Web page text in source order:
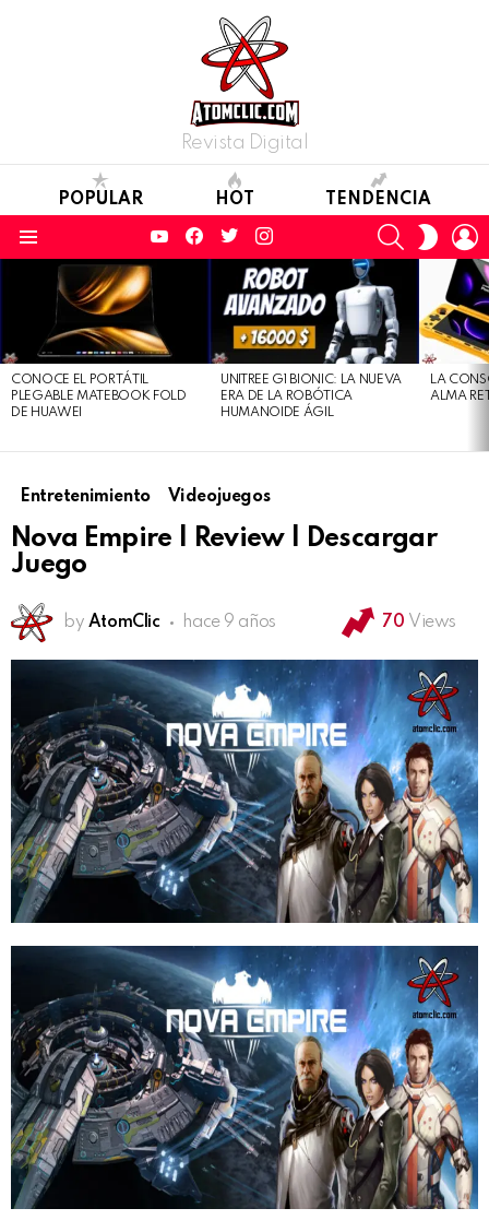
Revista Digital
POPULAR HOT TENDENCIA
YouTubeFacebook
TwitterInstagram SEARCH
SKIN
STORIES
CONOCE EL PORTÁTIL
PLEGABLE MATEBOOK FOLD
DE HUAWEI
UNITREE G1 BIONIC: LA NUEVA
ERA DE LA ROBÓTICA
HUMANOIDE ÁGIL
LA
ALMA
Entretenimiento Videojuegos
Nova Empire | Review | Descargar
Juego
by AtomClic hace 9 años 70 Views